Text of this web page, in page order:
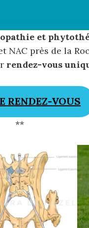
et
NAC près de la
rendez-vous
RENDEZ-VOUS
**